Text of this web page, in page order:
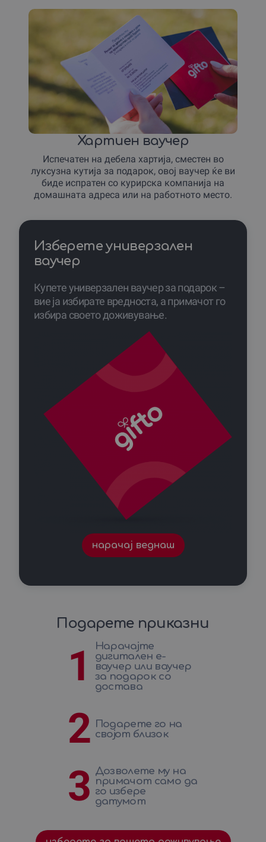
Хартиен ваучер
Испечатен на дебела хартија, сместен во
луксузна кутија за подарок, овој ваучер ќе ви
биде испратен со курирска компанија на
домашната адреса или на работното место.
Изберете универзален
ваучер
Купете универзален ваучер за подарок –
вие ја избирате вредноста, а примачот го
избира своето доживување.
нарачај веднаш
Подарете приказни
1
Нарачајте
дигитален е-
ваучер или ваучер
за подарок со
достава
2
Подарете го на
својот близок
3 Дозволете му на
примачот само да
го избере
датумот